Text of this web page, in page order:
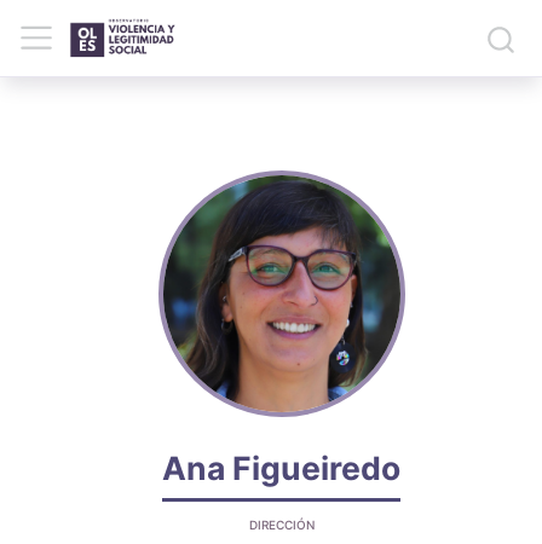
Ana Figueiredo
DIRECCIÓN